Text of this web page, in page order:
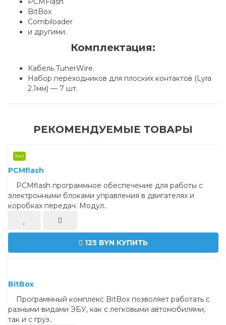
BitBox
Combiloader
и другими.
Комплектация:
Кабель TunerWire.
Набор переходников для плоских контактов (Lyra
2.1мм) — 7 шт.
РЕКОМЕНДУЕМЫЕ ТОВАРЫ
Хит
PCMflash
PCMflash программное обеспечение для работы с
электронными блоками управления в двигателях и
коробках передач. Модул..
125 BYN КУПИТЬ
BitBox
Программный комплекс BitBox позволяет работать с
разными видами ЭБУ, как с легковыми автомобилями,
так и с груз..